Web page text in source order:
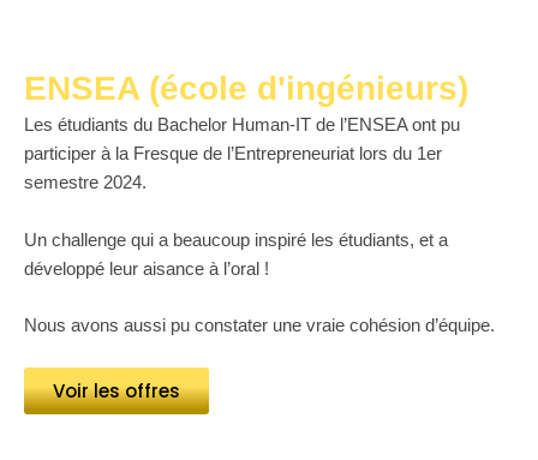
ENSEA (école d'ingénieurs)
Les étudiants du Bachelor Human-IT de l’ENSEA ont pu
participer à la Fresque de l’Entrepreneuriat lors du 1er
semestre 2024.
Un challenge qui a beaucoup inspiré les étudiants, et a
développé leur aisance à l’oral !
Nous avons aussi pu constater une vraie cohésion d’équipe.
Voir les offres